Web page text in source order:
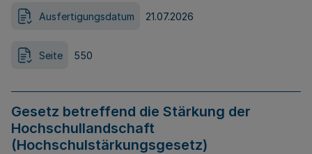
Ausfertigungsdatum 21.07.2026
Seite 550
Gesetz betreffend die Stärkung der
Hochschullandschaft
(Hochschulstärkungsgesetz)